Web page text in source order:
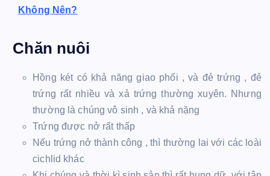
Không Nên?
Chăn nuôi
Hồng két có khả năng giao phối , và đẻ trứng , đẻ
trứng rất nhiều và xả trứng thường xuyên. Nhưng
thường là chúng vô sinh , và khả nặng
Trứng được nở rất thấp
Nếu trứng nở thành công , thì thường lai với các loài
cichlid khác